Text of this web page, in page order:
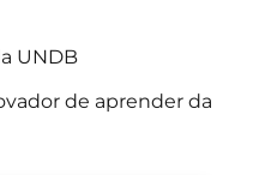
UNDB
de aprender da